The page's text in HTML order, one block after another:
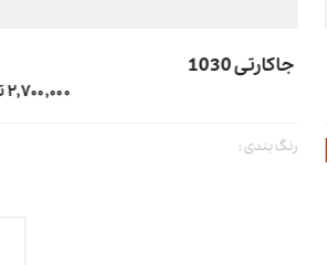
جاکارتی 1030
۲,۷۰۰,۰۰۰ تومان
رنگ بندی :